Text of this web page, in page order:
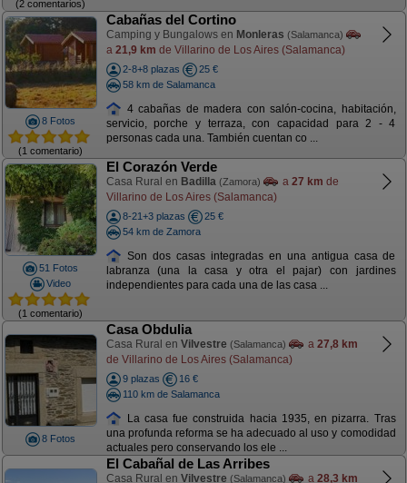
(2 comentarios)
8 Fotos
(1 comentario)
Cabañas del Cortino
Camping y Bungalows en Monleras (Salamanca)
a 21,9 km de Villarino de Los Aires (Salamanca)
2-8+8 plazas
25 €
58 km de Salamanca
4 cabañas de madera con salón-cocina, habitación,
servicio, porche y terraza, con capacidad para 2 - 4
personas cada una. También cuentan co ...
51 Fotos
Video
(1 comentario)
El Corazón Verde
Casa Rural en Badilla (Zamora) a 27 km de
Villarino de Los Aires (Salamanca)
8-21+3 plazas
25 €
54 km de Zamora
Son dos casas integradas en una antigua casa de
labranza (una la casa y otra el pajar) con jardines
independientes para cada una de las casa ...
8 Fotos
Casa Obdulia
Casa Rural en Vilvestre (Salamanca) a 27,8 km
de Villarino de Los Aires (Salamanca)
9 plazas
16 €
110 km de Salamanca
La casa fue construida hacia 1935, en pizarra. Tras
una profunda reforma se ha adecuado al uso y comodidad
actuales pero conservando los ele ...
El Cabañal de Las Arribes
Casa Rural en Vilvestre (Salamanca) a 28,3 km